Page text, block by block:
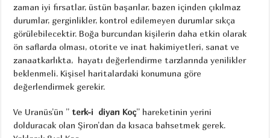
zaman iyi fırsatlar, üstün başarılar, bazen içinden çıkılmaz
durumlar, gerginlikler, kontrol edilemeyen durumlar sıkça
görülebilecektir. Boğa burcundan kişilerin daha etkin olarak
ön saflarda olması, otorite ve inat hakimiyetleri, sanat ve
zanaatkarlıkta, hayatı değerlendirme tarzlarında yenilikler
beklenmeli. Kişisel haritalardaki konumuna göre
değerlendirmek gerekir.
Ve Uranüs’ün ” terk-i diyarı Koç” hareketinin yerini
dolduracak olan Şiron’dan da kısaca bahsetmek gerek.